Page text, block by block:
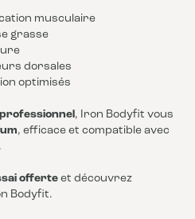
musculaire
grasse
dorsales
optimisés
, Iron Bodyfit vous
, efficace et compatible avec
.
offerte et découvrez
Bodyfit.